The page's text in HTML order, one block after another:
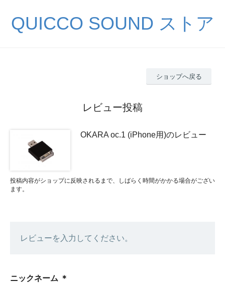
QUICCO SOUND ストア
ショップへ戻る
レビュー投稿
OKARA oc.1 (iPhone用)のレビュー
投稿内容がショップに反映されるまで、しばらく時間がかかる場合がござい
ます。
レビューを入力してください。
ニックネーム ＊